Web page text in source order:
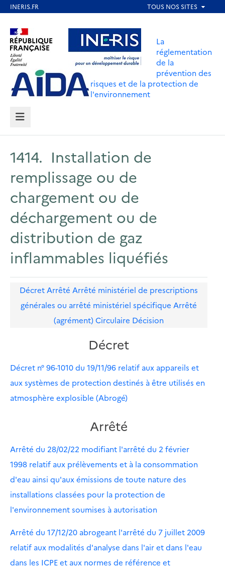
contenu
principal
Aller au contenu Aller au menu
Aller au pied de page
La
réglementation
de la
prévention des
risques et de la protection de
l'environnement
MENU
1414. Installation de
remplissage ou de
chargement ou de
déchargement ou de
distribution de gaz
inflammables liquéfiés
DécretArrêté Arrêté ministériel de prescriptions
générales ou arrêté ministériel spécifique Arrêté
(agrément)Circulaire Décision
Décret
Décret n° 96-1010 du 19/11/96 relatif aux appareils et
aux systèmes de protection destinés à être utilisés en
atmosphère explosible (Abrogé)
Arrêté
Arrêté du 28/02/22 modifiant l'arrêté du 2 février
1998 relatif aux prélèvements et à la consommation
d'eau ainsi qu'aux émissions de toute nature des
installations classées pour la protection de
l'environnement soumises à autorisation
Arrêté du 17/12/20 abrogeant l'arrêté du 7 juillet 2009
relatif aux modalités d'analyse dans l'air et dans l'eau
dans les ICPE et aux normes de référence et